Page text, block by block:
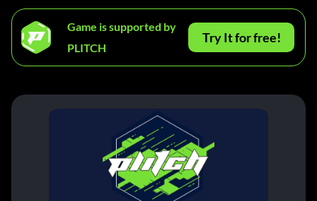
Game is supported by
PLITCH
Try It for free!